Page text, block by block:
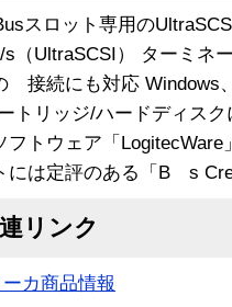
スロット専用の
s（UltraSCSI） ターミネ
接続にも対応 Windows
トリッジ/ハードディス
フトウェア「
には定評のある「B s
リンク
ーカ商品情報